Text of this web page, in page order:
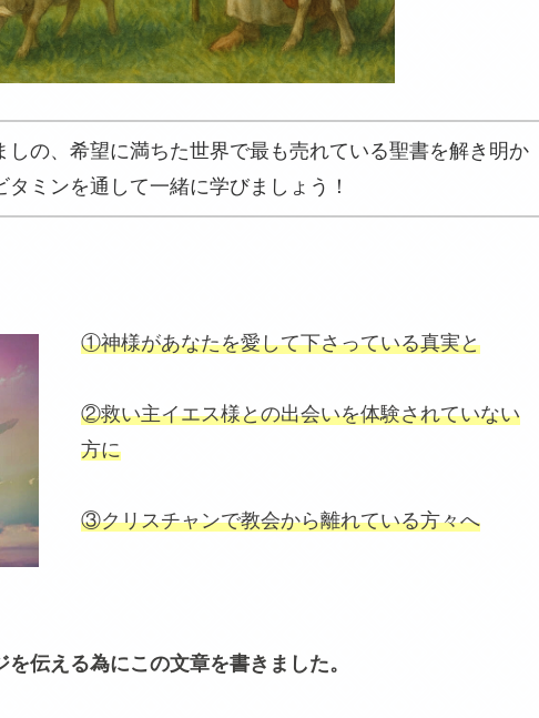
しの、希望に満ちた世界で最も売れている聖書を解き明か
タミンを通して一緒に学びましょう！
①神様があなたを愛して下さっている真実と
②救い主イエス様との出会いを体験されていない
方に
③クリスチャンで教会から離れている方々へ
伝える為にこの文章を書きました。